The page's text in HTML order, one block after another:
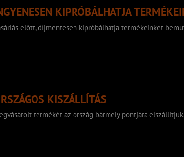
KIPRÓBÁLHATJA
előtt, díjmentesen kipróbálhatja termékeinket
KISZÁLLÍTÁS
termékét az ország bármely pontjára elszállítjuk.